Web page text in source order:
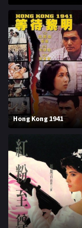
Hong Kong 1941